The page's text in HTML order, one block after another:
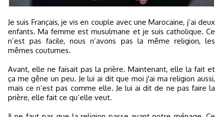
Je suis Français, je vis en couple avec une Marocaine, j’ai deux
enfants. Ma femme est musulmane et je suis catholique. Ce
n’est pas facile, nous n’avons pas la même religion, les
mêmes coutumes.
Avant, elle ne faisait pas la prière. Maintenant, elle la fait et
ça me gêne un peu. Je lui ai dit que moi j'ai ma religion aussi,
mais ce n’est pas comme elle. Je lui ai dit de ne pas faire la
prière, elle fait ce qu’elle veut.